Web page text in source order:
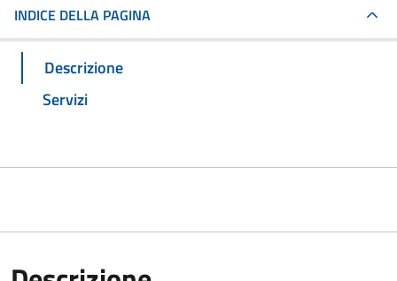
INDICE DELLA PAGINA
Descrizione
Servizi